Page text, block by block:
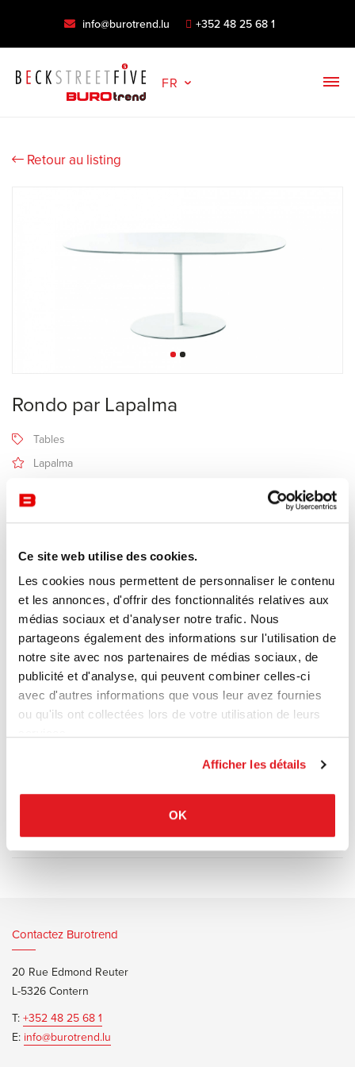
Ce site web utilise des cookies.
Les cookies nous permettent de personnaliser le contenu
et les annonces, d'offrir des fonctionnalités relatives aux
médias sociaux et d'analyser notre trafic. Nous
partageons également des informations sur l'utilisation de
notre site avec nos partenaires de médias sociaux, de
publicité et d'analyse, qui peuvent combiner celles-ci
avec d'autres informations que vous leur avez fournies
ou qu'ils ont collectées lors de votre utilisation de leurs
Afficher les détails
OK
info@burotrend.lu +352 48 25 68 1
FR
Retour au listing
Rondo par Lapalma
Tables
Lapalma
Recevoir une offre de prix
Description
Une colonne et le monde autour.
La tableRondopar Lapalma développe un thème cher au
minimalisme : le support central qui soutient le plateau.
Les coins sont arrondis, même dans la forme carrée.
Plateau disponible en lamifié, bois ou laqué.
Piètement acier inox, laqué noir ou blanc.
Contactez Burotrend
20 Rue Edmond Reuter
L-5326 Contern
T: +352 48 25 68 1
E: info@burotrend.lu